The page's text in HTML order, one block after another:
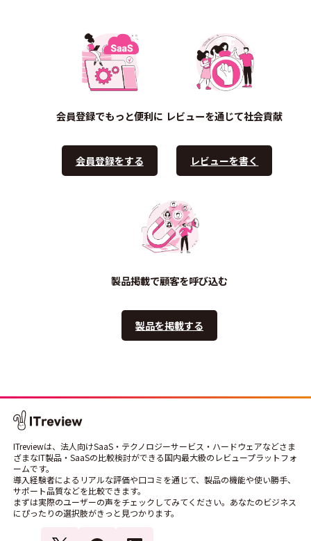
会員登録でもっと便利に
会員登録をする
レビューを通じて社会貢献
レビューを書く
製品掲載で顧客を呼び込む
製品を掲載する
ITreviewは、法人向けSaaS・テクノロジーサービス・ハードウェアなどさま
ざまなIT製品・SaaSの比較検討ができる国内最大級のレビュープラットフォ
ームです。
導入経験者によるリアルな評価や口コミを通じて、製品の機能や使い勝手、
サポート品質などを比較できます。
まずは実際のユーザーの声をチェックしてみてください。あなたのビジネス
にぴったりの選択肢がきっと見つかります。